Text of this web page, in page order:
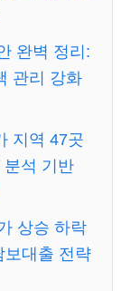
완벽 정리:
관리 강화
지역 47곳
분석 기반
상승 하락
보대출 전략